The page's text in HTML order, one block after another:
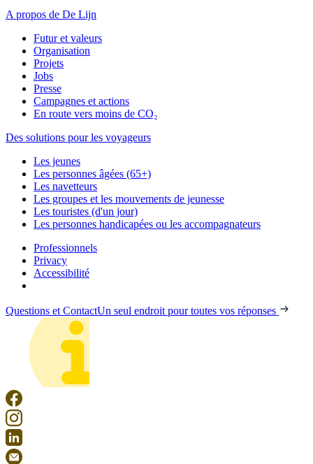
A propos de De Lijn
Futur et valeurs
Organisation
Projets
Jobs
Presse
Campagnes et actions
En route vers moins de CO₂
Des solutions pour les voyageurs
Les jeunes
Les personnes âgées (65+)
Les navetteurs
Les groupes et les mouvements de jeunesse
Les touristes (d'un jour)
Les personnes handicapées ou les accompagnateurs
Professionnels
Privacy
Accessibilité
Questions et ContactUn seul endroit pour toutes vos réponses